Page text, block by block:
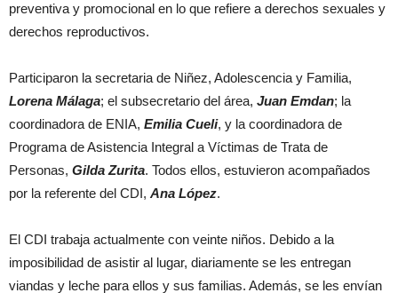
preventiva y promocional en lo que refiere a derechos sexuales y
derechos reproductivos.
Participaron la secretaria de Niñez, Adolescencia y Familia,
Lorena Málaga; el subsecretario del área, Juan Emdan; la
coordinadora de ENIA, Emilia Cueli, y la coordinadora de
Programa de Asistencia Integral a Víctimas de Trata de
Personas, Gilda Zurita. Todos ellos, estuvieron acompañados
por la referente del CDI, Ana López.
El CDI trabaja actualmente con veinte niños. Debido a la
imposibilidad de asistir al lugar, diariamente se les entregan
viandas y leche para ellos y sus familias. Además, se les envían